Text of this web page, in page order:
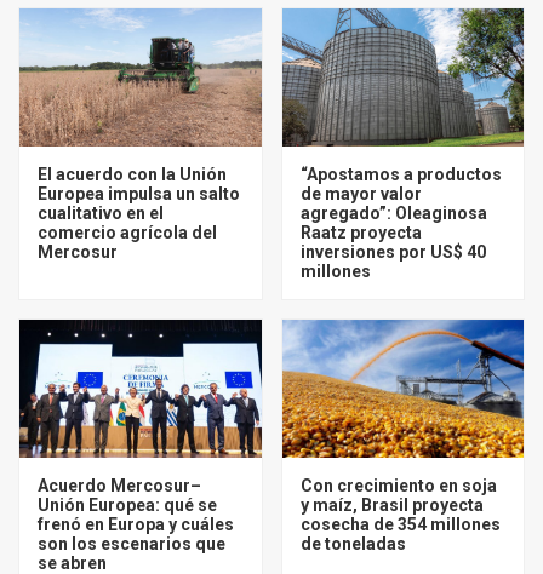
El acuerdo con la Unión
Europea impulsa un salto
cualitativo en el
comercio agrícola del
Mercosur
“Apostamos a productos
de mayor valor
agregado”: Oleaginosa
Raatz proyecta
inversiones por US$ 40
millones
Acuerdo Mercosur–
Unión Europea: qué se
frenó en Europa y cuáles
son los escenarios que
se abren
Con crecimiento en soja
y maíz, Brasil proyecta
cosecha de 354 millones
de toneladas